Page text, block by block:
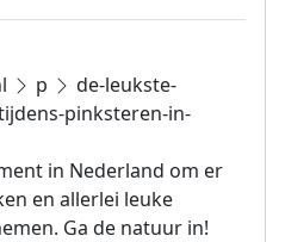
p
de-leukste-
pinksteren-in-
in Nederland om er
en allerlei leuke
Ga de natuur in!